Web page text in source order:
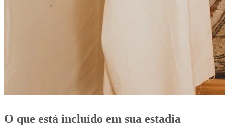
O que está incluído em sua estadia